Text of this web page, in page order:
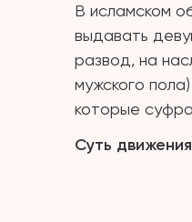
В исламском
выдавать
развод, на
мужского
которые
Суть движения